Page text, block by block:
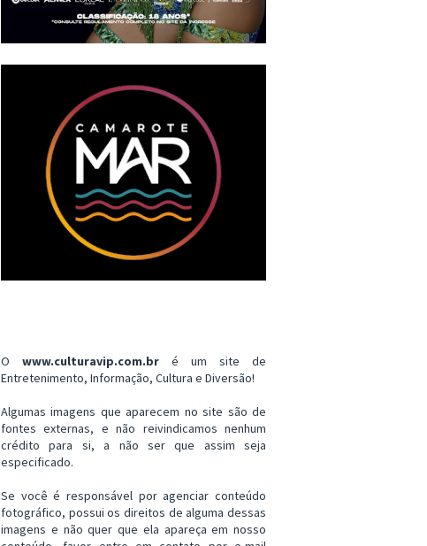
O www.culturavip.com.br é um site de
Entretenimento, Informação, Cultura e Diversão!
Algumas imagens que aparecem no site são de
fontes externas, e não reivindicamos nenhum
crédito para si, a não ser que assim seja
especificado.
Se você é responsável por agenciar conteúdo
fotográfico, possui os direitos de alguma dessas
imagens e não quer que ela apareça em nosso